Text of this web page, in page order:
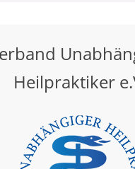
Heilpraktiker